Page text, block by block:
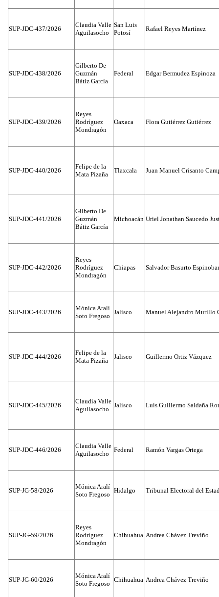
SUP-JDC-437/2026
Claudia Valle
Aguilasocho
San Luis
Potosí
Rafael Reyes Martínez
SUP-JDC-438/2026
Gilberto De
Guzmán
Bátiz García
Federal Edgar Bermudez Espinoza
SUP-JDC-439/2026
Reyes
Rodríguez
Mondragón
Oaxaca Flora Gutiérrez Gutiérrez
SUP-JDC-440/2026
Felipe de la
Mata Pizaña
Tlaxcala Juan Manuel Crisanto
SUP-JDC-441/2026
Gilberto De
Guzmán
Bátiz García
Michoacán Uriel Jonathan Saucedo
SUP-JDC-442/2026
Reyes
Rodríguez
Mondragón
Chiapas Salvador Basurto
SUP-JDC-443/2026
Mónica Aralí
Soto Fregoso
Jalisco Manuel Alejandro Murillo
SUP-JDC-444/2026
Felipe de la
Mata Pizaña
Jalisco Guillermo Ortiz Vázquez
SUP-JDC-445/2026
Claudia Valle
Aguilasocho
Jalisco Luis Guillermo Saldaña
SUP-JDC-446/2026
Claudia Valle
Aguilasocho
Federal Ramón Vargas Ortega
SUP-JG-58/2026
Mónica Aralí
Soto Fregoso
Hidalgo Tribunal Electoral del
SUP-JG-59/2026
Reyes
Rodríguez
Mondragón
Chihuahua Andrea Chávez Treviño
SUP-JG-60/2026
Mónica Aralí
Soto Fregoso
Chihuahua Andrea Chávez Treviño